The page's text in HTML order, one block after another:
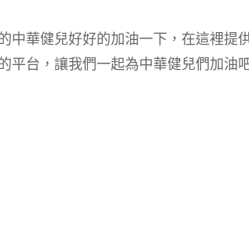
中華健兒好好的加油一下，在這裡提
平台，讓我們一起為中華健兒們加油